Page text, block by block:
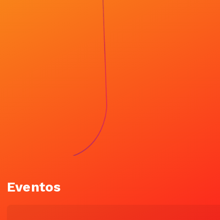
Eventos